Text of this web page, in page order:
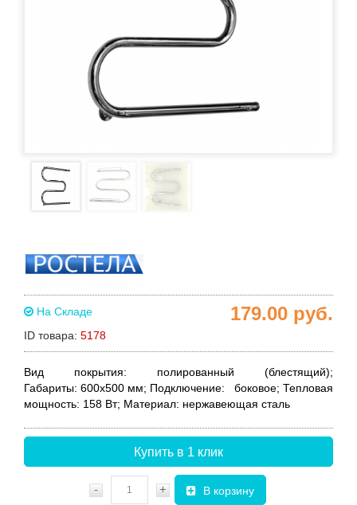
На Складе
ID товара: 5178
179.00 руб.
Вид покрытия: полированный (блестящий);
Габариты: 600x500 мм; Подключение: боковое; Тепловая
мощность: 158 Вт; Материал: нержавеющая сталь
Купить в 1 клик
- + В корзину